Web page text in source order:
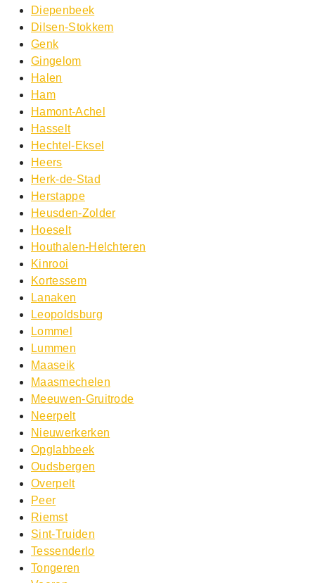
Diepenbeek
Dilsen-Stokkem
Genk
Gingelom
Halen
Ham
Hamont-Achel
Hasselt
Hechtel-Eksel
Heers
Herk-de-Stad
Herstappe
Heusden-Zolder
Hoeselt
Houthalen-Helchteren
Kinrooi
Kortessem
Lanaken
Leopoldsburg
Lommel
Lummen
Maaseik
Maasmechelen
Meeuwen-Gruitrode
Neerpelt
Nieuwerkerken
Opglabbeek
Oudsbergen
Overpelt
Peer
Riemst
Sint-Truiden
Tessenderlo
Tongeren